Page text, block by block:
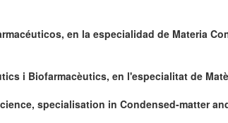
en la especialidad de Materia
i Biofarmacèutics, en l'especialitat de
specialisation in Condensed-matter